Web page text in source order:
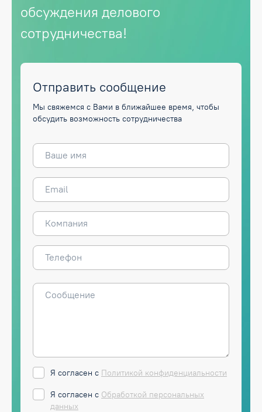
обсуждения делового
сотрудничества!
Отправить сообщение
Мы свяжемся с Вами в ближайшее время, чтобы
обсудить возможность сотрудничества
Я согласен с Политикой конфиденциальности
Я согласен с Обработкой персональных
данных